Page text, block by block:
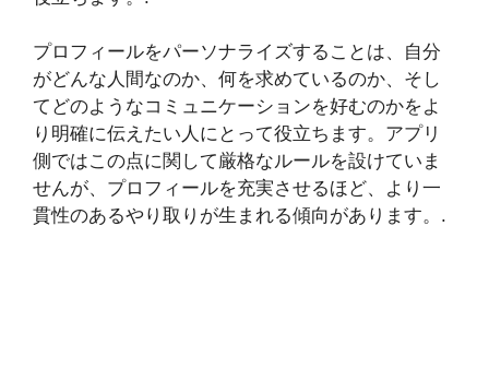
プロフィールをパーソナライズすることは、自分
がどんな人間なのか、何を求めているのか、そし
てどのようなコミュニケーションを好むのかをよ
り明確に伝えたい人にとって役立ちます。アプリ
側ではこの点に関して厳格なルールを設けていま
せんが、プロフィールを充実させるほど、より一
貫性のあるやり取りが生まれる傾向があります。.